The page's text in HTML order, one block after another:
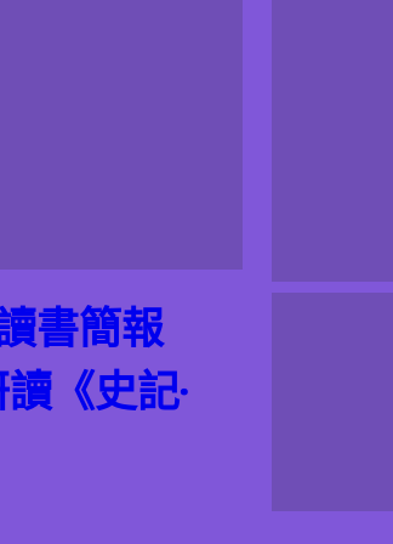
書簡報
《史記·